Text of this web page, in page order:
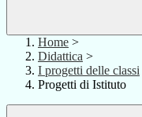
Home >
Didattica >
I progetti delle classi
Progetti di Istituto